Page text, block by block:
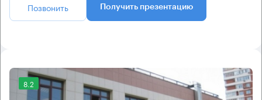
Позвонить Получить презентацию
8.2